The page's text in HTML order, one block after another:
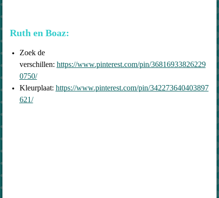
Ruth en Boaz:
Zoek de
verschillen: https://www.pinterest.com/pin/36816933826229
0750/
Kleurplaat: https://www.pinterest.com/pin/342273640403897
621/